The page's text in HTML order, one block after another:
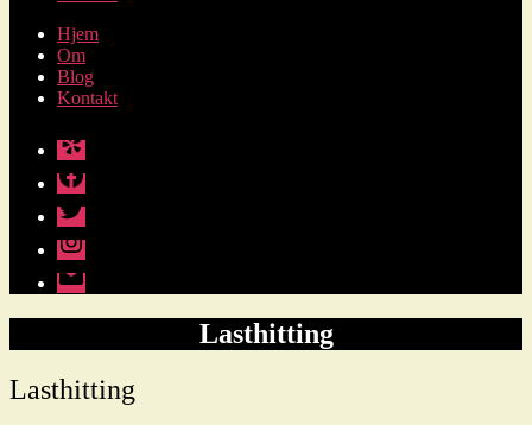
Hjem
Om
Blog
Kontakt
Yelp
Facebook
Twitter
Instagram
E-
mail
Lasthitting
Lasthitting